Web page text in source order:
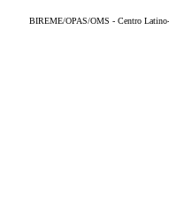
BIREME/OPAS/OMS - Centro Latino-